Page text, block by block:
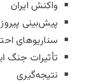
واکنش ایران
پیش‌بینی
سناریوهای
تأثیرات جنگ
نتیجه‌گیری